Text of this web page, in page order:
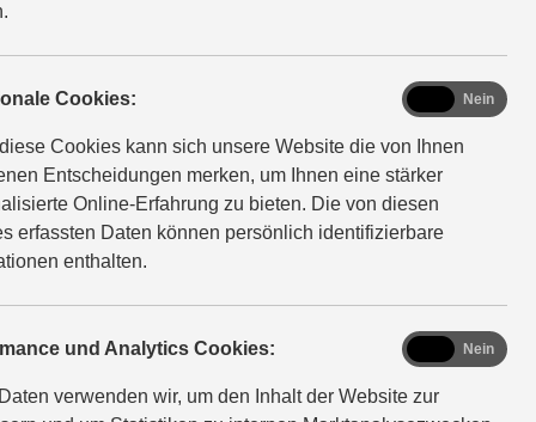
Cookies:
Cookies kann sich unsere Website die von Ihnen
Entscheidungen merken, um Ihnen eine stärker
Online-Erfahrung zu bieten. Die von diesen
erfassten Daten können persönlich identifizierbare
enthalten.
functional
Nein
und Analytics Cookies:
verwenden wir, um den Inhalt der Website zur
analyticsNein